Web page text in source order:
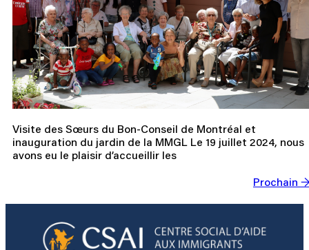
Visite des Sœurs du Bon-Conseil de Montréal et
inauguration du jardin de la MMGL Le 19 juillet 2024, nous
avons eu le plaisir d’accueillir les
Prochain